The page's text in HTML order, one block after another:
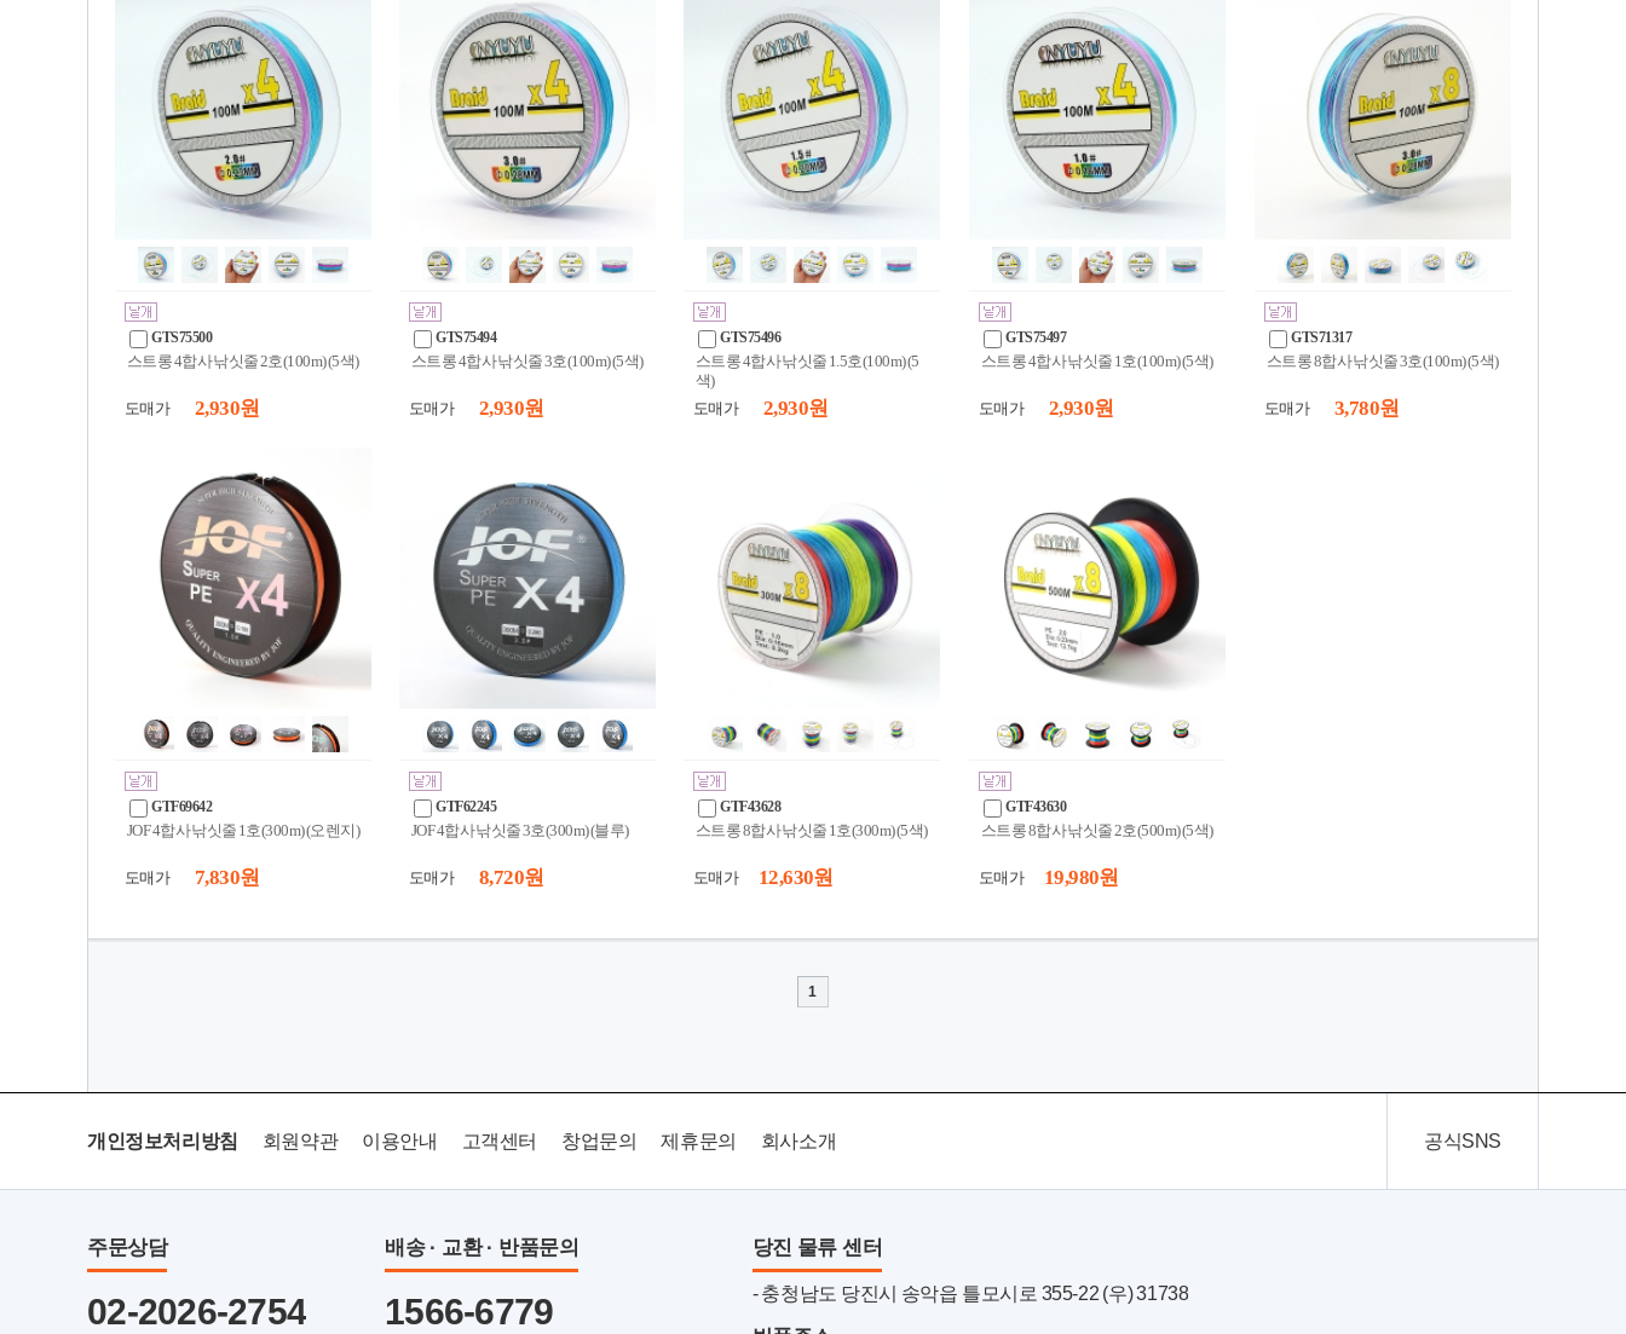
GTS75500
스트롱 4합사 낚싯줄 2호(100m) (5색)
도매가 2,930 원
GTS75494
스트롱 4합사 낚싯줄 3호(100m) (5색)
도매가 2,930 원
GTS75496
스트롱 4합사 낚싯줄 1.5호(100m) (5
색)
도매가
2,930 원
GTS75497
스트롱 4합사 낚싯줄 1호(100m) (5색)
도매가 2,930 원
GTS71317
스트롱 8합사 낚싯줄 3호(100m) (5색)
도매가 3,780 원
GTF69642
JOF 4합사 낚싯줄 1호(300m) (오렌지)
도매가 7,830 원
GTF62245
JOF 4합사 낚싯줄 3호(300m) (블루)
도매가 8,720 원
GTF43628
스트롱 8합사 낚싯줄 1호(300m) (5색)
도매가 12,630 원
GTF43630
스트롱 8합사 낚싯줄 2호(500m) (5색)
도매가 19,980 원
1
개인정보처리방침 회원약관 이용안내 고객센터 창업문의 제휴문의 회사소개 공식SNS
주문상담
02-2026-2754
배송 · 교환 · 반품문의
1566-6779
당진 물류 센터
- 충청남도 당진시 송악읍 틀모시로 355-22 (우) 31738